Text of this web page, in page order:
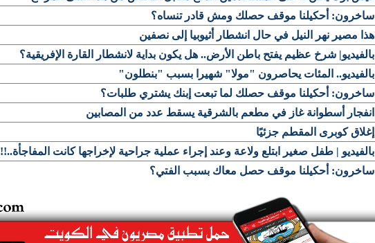
ساخرون: أحكيلنا موقف حصلك ومش قادر تنساه؟
هذا مصير نهر النيل في حال انشطار أثيوبيا إلى نصفين
بالفيديو| شرخ عظيم يفتح باطن الأرض.. هل يكون بداية لانشطار القارة الإفريقية؟
بالفيديو.. المئات يحاصرون "مولا" شهيرا بسبب "بنطلون"
ساخرون: أحكيلنا موقف حصلك لما تبعت إبنك يشتري طلبات؟
انفجار أسطوانة غاز في مطعم بالشرقية يسقط عدد من المصابين
إغلاق كوبرى المقطم جزئيًا
بالفيديو | طفل صغير ابتلع ولاعة وعند إجراء عملية جراحية لإخراجها كانت المفاجأة..!!
ساخرون: أحكيلنا موقف حصل معاك بسبب الفتي؟